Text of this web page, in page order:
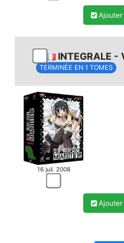
Ajouter
INTEGRALE -
TERMINÉE EN 1 TOMES
16 juil. 2008
Ajouter